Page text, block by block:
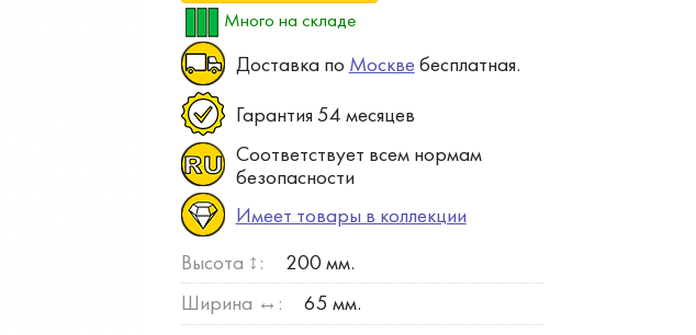
Много на складе
Доставка по Москве бесплатная.
Гарантия 54 месяцев
Соответствует всем нормам
безопасности
Имеет товары в коллекции
Высота ↕: 200 мм.
Ширина ↔: 65 мм.